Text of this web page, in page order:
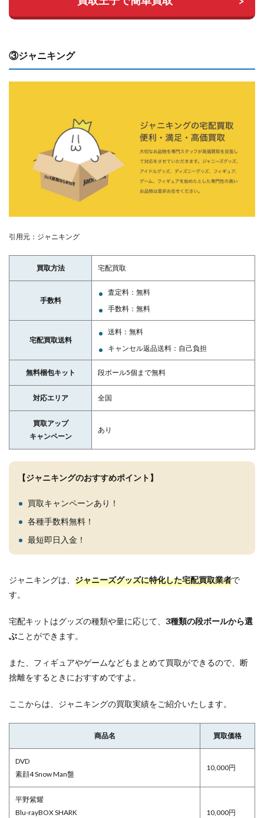
③ジャニキング
引用元：ジャニキング
買取方法 宅配買取
手数料
査定料：無料
手数料：無料
宅配買取送料
送料：無料
キャンセル返品送料：自己負担
無料梱包キット 段ボール5個まで無料
対応エリア 全国
買取アップ
キャンペーン
あり
【ジャニキングのおすすめポイント】
買取キャンペーンあり！
各種手数料無料！
最短即日入金！
ジャニキングは、 ジャニーズグッズに特化した宅配買取業者で
す。
宅配キットはグッズの種類や量に応じて、 3種類の段ボールから選
ぶことができます。
また、フィギュアやゲームなどもまとめて買取ができるので、断
捨離をするときにおすすめですよ。
ここからは、ジャニキングの買取実績をご紹介いたします。
商品名 買取価格
DVD
素顔4 Snow Man盤
10,000円
平野紫耀
Blu-rayBOX SHARK
10,000円